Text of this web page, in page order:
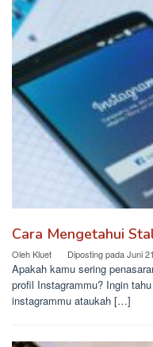
Cara Mengetahui
Oleh Kluet Diposting padaJuni
Apakah kamu sering
profil Instagrammu? Ingin
instagrammu ataukah […]